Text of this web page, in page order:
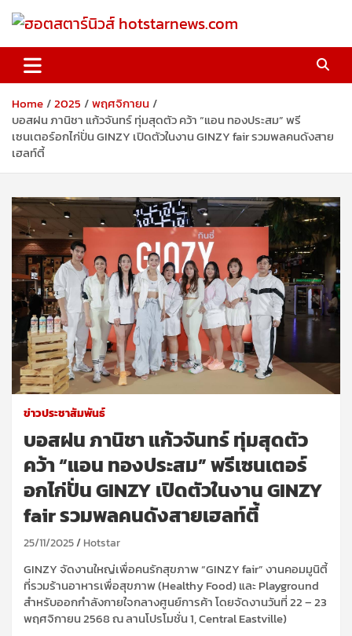
ฮอตสตาร์นิวส์ hotstarnews.com
Home 2025
พฤศจิกายน
บอสฝน ภานิชา แก้วจันทร์ ทุ่มสุดตัว คว้า “แอน ทองประสม” พรี
เซนเตอร์อกไก่ปั่น GINZY เปิดตัวในงาน GINZY fair รวมพลคนดังสาย
เฮลท์ตี้
ข่าวประชาสัมพันธ์
บอสฝน ภานิชา แก้วจันทร์ ทุ่มสุดตัว
คว้า “แอน ทองประสม” พรีเซนเตอร์
อกไก่ปั่น GINZY เปิดตัวในงาน GINZY
fair รวมพลคนดังสายเฮลท์ตี้
25/11/2025 Hotstar
GINZY จัดงานใหญ่เพื่อคนรักสุขภาพ “GINZY fair” งานคอมมูนิตี้
ที่รวมร้านอาหารเพื่อสุขภาพ (Healthy Food) และ Playground
สำหรับออกกำลังกายใจกลางศูนย์การค้า โดยจัดงานวันที่ 22 – 23
พฤศจิกายน 2568 ณ ลานโปรโมชั่น 1, Central Eastville)